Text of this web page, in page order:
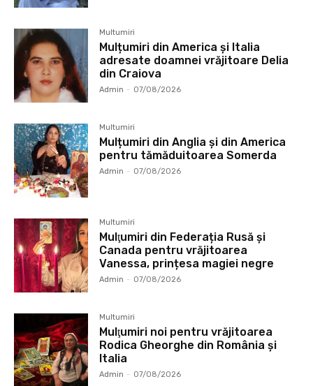
Multumiri
Mulțumiri din America și Italia
adresate doamnei vrăjitoare Delia
din Craiova
Admin - 07/08/2026
Multumiri
Mulțumiri din Anglia și din America
pentru tămăduitoarea Somerda
Admin - 07/08/2026
Multumiri
Mulţumiri din Federația Rusă și
Canada pentru vrăjitoarea
Vanessa, prințesa magiei negre
Admin - 07/08/2026
Multumiri
Mulţumiri noi pentru vrăjitoarea
Rodica Gheorghe din România și
Italia
Admin - 07/08/2026